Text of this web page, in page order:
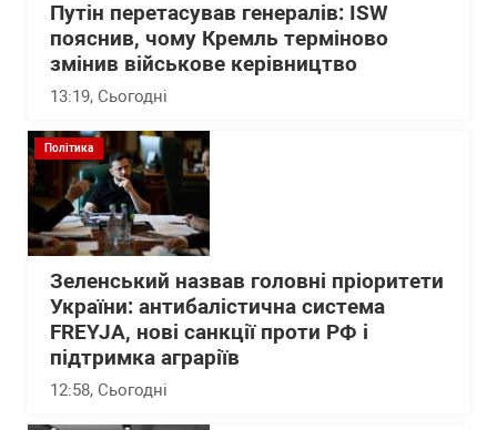
Путін перетасував генералів: ISW
пояснив, чому Кремль терміново
змінив військове керівництво
13:19, Сьогодні
Політика
Зеленський назвав головні пріоритети
України: антибалістична система
FREYJA, нові санкції проти РФ і
підтримка аграріїв
12:58, Сьогодні